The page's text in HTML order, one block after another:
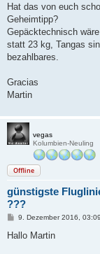
Hat das von euch
Geheimtipp?
Gepäcktechnisch
statt 23 kg, Tangas
bezahlbares.
Gracias
Martin
vegas
Kolumbien-Neuling
Offline
günstigste
???
B
i
9. Dezember 2016, 03:09
Hallo Martin